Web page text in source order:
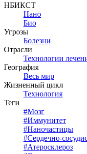
НБИКСТ
Нано
Био
Угрозы
Болезни
Отрасли
Технологии
География
Весь мир
Жизненный цикл
Технология
Теги
#Мозг
#Иммунитет
#Наночастицы
#Сердечно-
#Атеросклероз